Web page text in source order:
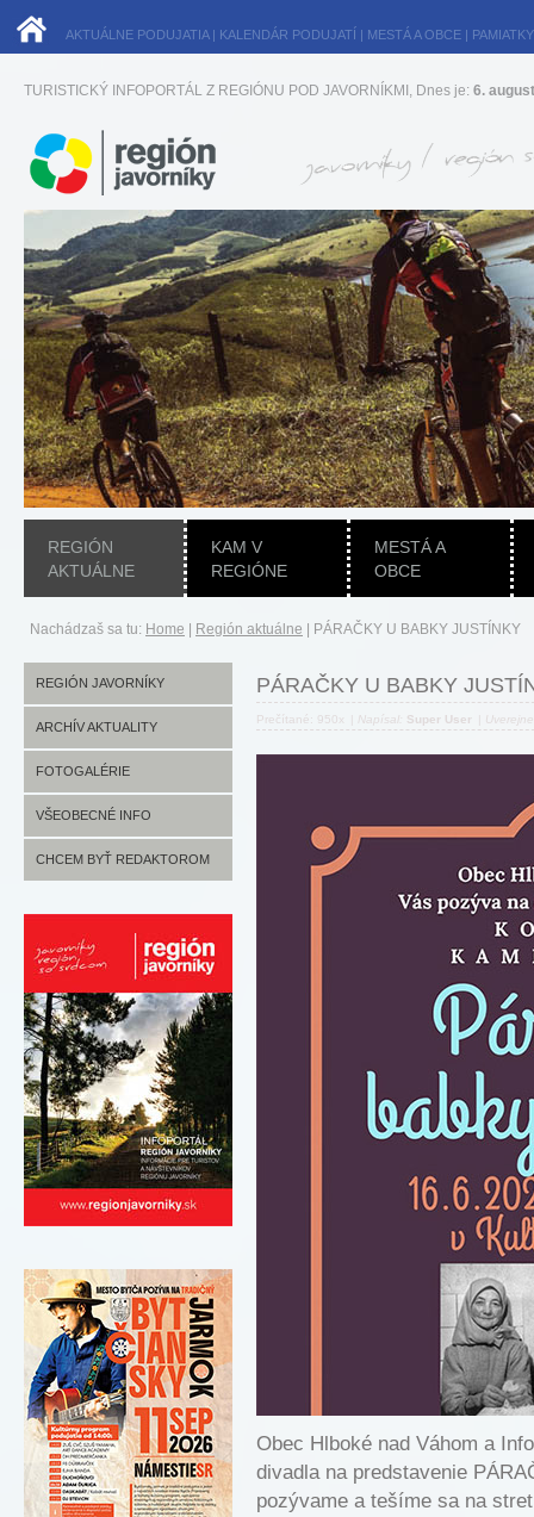
AKTUÁLNE PODUJATIA| KALENDÁR PODUJATÍ | MESTÁ A OBCE | PAMIATKY
TURISTICKÝ INFOPORTÁL Z REGIÓNU POD JAVORNÍKMI, Dnes je: 6.
REGIÓN
AKTUÁLNE
KAM V
REGIÓNE
MESTÁ A
OBCE
Nachádzaš sa tu: Home Región aktuálne PÁRAČKY U BABKY JUSTÍNKY
REGIÓN JAVORNÍKY
ARCHÍV AKTUALITY
FOTOGALÉRIE
VŠEOBECNÉ INFO
CHCEM BYŤ REDAKTOROM
PÁRAČKY U BABKY
Prečítané: 950x Napísal: Super User
Obec Hlboké nad Váhom a
divadla na predstavenie
pozývame a tešíme sa na